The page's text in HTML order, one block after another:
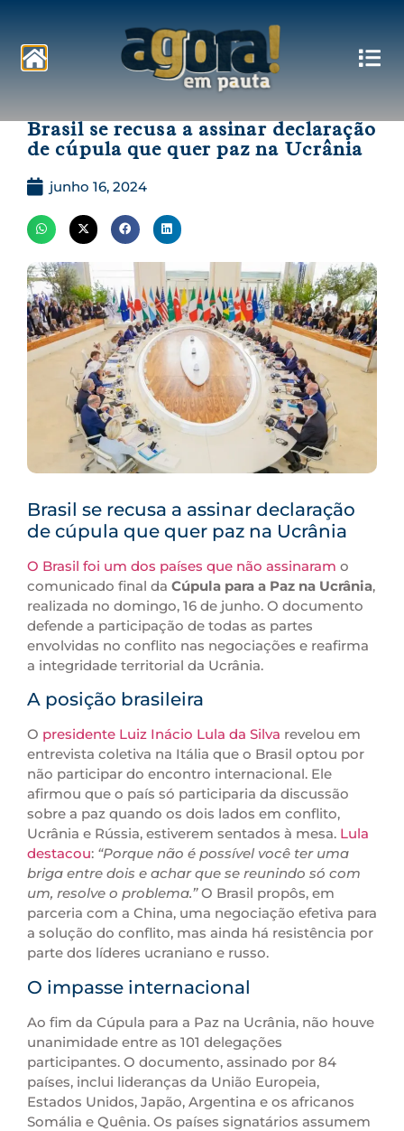
Brasil se recusa a assinar declaração
de cúpula que quer paz na Ucrânia
junho 16, 2024
Brasil se recusa a assinar declaração
de cúpula que quer paz na Ucrânia
O Brasil foi um dos países que não assinaram o
comunicado final da Cúpula para a Paz na Ucrânia,
realizada no domingo, 16 de junho. O documento
defende a participação de todas as partes
envolvidas no conflito nas negociações e reafirma
a integridade territorial da Ucrânia.
A posição brasileira
O presidente Luiz Inácio Lula da Silva revelou em
entrevista coletiva na Itália que o Brasil optou por
não participar do encontro internacional. Ele
afirmou que o país só participaria da discussão
sobre a paz quando os dois lados em conflito,
Ucrânia e Rússia, estiverem sentados à mesa. Lula
destacou: “Porque não é possível você ter uma
briga entre dois e achar que se reunindo só com
um, resolve o problema.”O Brasil propôs, em
parceria com a China, uma negociação efetiva para
a solução do conflito, mas ainda há resistência por
parte dos líderes ucraniano e russo.
O impasse internacional
Ao fim da Cúpula para a Paz na Ucrânia, não houve
unanimidade entre as 101 delegações
participantes. O documento, assinado por 84
países, inclui lideranças da União Europeia,
Estados Unidos, Japão, Argentina e os africanos
Somália e Quênia. Os países signatários assumem